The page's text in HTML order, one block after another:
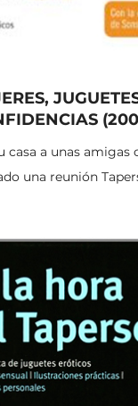
casa a unas amigas
una reunión